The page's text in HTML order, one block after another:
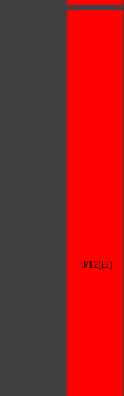
8/12(日)